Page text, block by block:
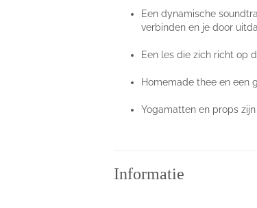
Een dynamische
verbinden en je door
Een les die zich richt op
Homemade thee en een
Yogamatten en props
Informatie